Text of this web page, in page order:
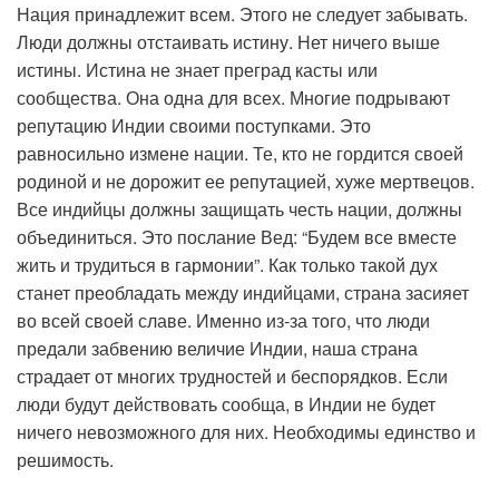
Нация принадлежит всем. Этого не следует забывать.
Люди должны отстаивать истину. Нет ничего выше
истины. Истина не знает преград касты или
сообщества. Она одна для всех. Многие подрывают
репутацию Индии своими поступками. Это
равносильно измене нации. Те, кто не гордится своей
родиной и не дорожит ее репутацией, хуже мертвецов.
Все индийцы должны защищать честь нации, должны
объединиться. Это послание Вед: “Будем все вместе
жить и трудиться в гармонии”. Как только такой дух
станет преобладать между индийцами, страна засияет
во всей своей славе. Именно из-за того, что люди
предали забвению величие Индии, наша страна
страдает от многих трудностей и беспорядков. Если
люди будут действовать сообща, в Индии не будет
ничего невозможного для них. Необходимы единство и
решимость.